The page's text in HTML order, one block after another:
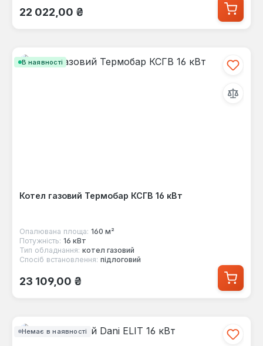
Звичайна ціна:
22 022,00 ₴
В наявності
Котел газовий Термобар КСГВ 16 кВт
Опалювана площа: 160 м²
Потужність: 16 кВт
Тип обладнання: котел газовий
Спосіб встановлення: підлоговий
Звичайна ціна:
23 109,00 ₴
Немає в наявності